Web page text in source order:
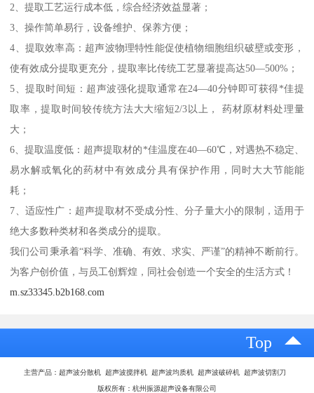
2、提取工艺运行成本低，综合经济效益显著；
3、操作简单易行，设备维护、保养方便；
4、提取效率高：超声波物理特性能促使植物细胞组织破壁或变形，
使有效成分提取更充分，提取率比传统工艺显著提高达50—500%；
5、提取时间短：超声波强化提取通常在24—40分钟即可获得*佳提
取率，提取时间较传统方法大大缩短2/3以上， 药材原材料处理量
大；
6、提取温度低：超声提取材的*佳温度在40—60℃，对遇热不稳定、
易水解或氧化的药材中有效成分具有保护作用，同时大大节能能
耗；
7、适应性广：超声提取材不受成分性、分子量大小的限制，适用于
绝大多数种类材和各类成分的提取。
我们公司秉承着“科学、准确、有效、求实、严谨”的精神不断前行。
为客户创价值，与员工创辉煌，同社会创造一个安全的生活方式！
m.sz33345.b2b168.com
Top
主营产品：超声波分散机 超声波搅拌机 超声波均质机 超声波破碎机 超声波切割刀
版权所有：杭州振源超声设备有限公司